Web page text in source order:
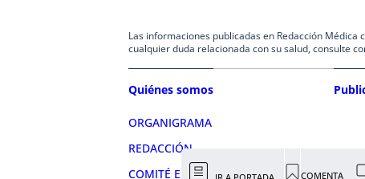
IR A PORTADA COMENTA
Las informaciones publicadas en Redacción
cualquier duda relacionada con su salud, consulte
Quiénes somos
ORGANIGRAMA
REDACCIÓN
COMITÉ EDITORIAL